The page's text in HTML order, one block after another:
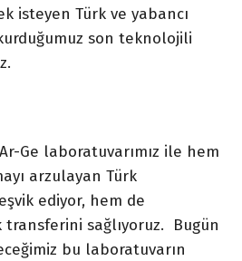
isteyen Türk ve yabancı
kurduğumuz son teknolojili
Ge laboratuvarımız ile hem
arzulayan Türk
ediyor, hem de
transferini sağlıyoruz. Bugün
bu laboratuvarın